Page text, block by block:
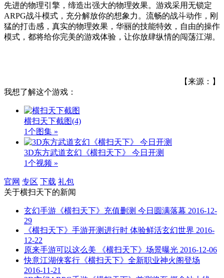
先进的物理引擎，缔造出强大的物理效果。游戏采用无锁定
ARPG战斗模式，充分解放你的想象力。流畅的战斗动作，刚
猛的打击感，真实的物理效果，华丽的技能特效，自由的操作
模式，都将给你完美的游戏体验，让你放肆纵情的闯荡江湖。
【来源：】
我想了解这个游戏：
横扫天下截图(4)
1个图集 »
3D东方武道玄幻《横扫天下》 今日开测
1个视频 »
官网 专区 下载 礼包
关于横扫天下的新闻
玄幻手游《横扫天下》充值删测 今日圆满落幕 2016-12-
29
《横扫天下》手游开测进行时 体验鲜活玄幻世界 2016-
12-22
原来手游可以这么美 《横扫天下》场景曝光 2016-12-06
快意江湖侠客行《横扫天下》全新职业神火阁登场
2016-11-21